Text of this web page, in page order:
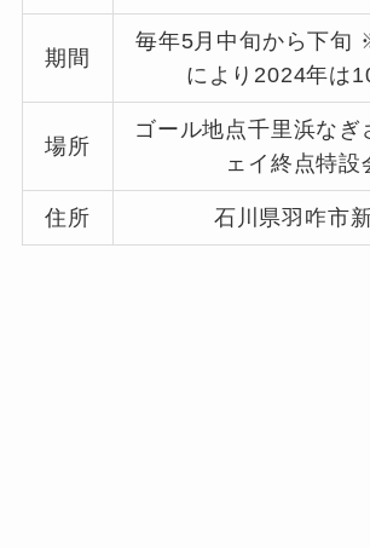
期間
毎年5月中旬から下旬
により2024年は
場所
ゴール地点千里浜なぎ
ェイ終点特設
住所 石川県羽咋市